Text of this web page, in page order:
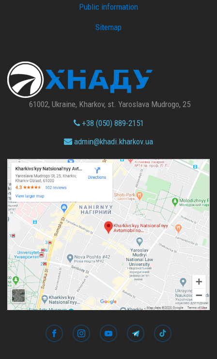
Public information
Sitemap
61002, Ukraine, Kharkov, st. Yaroslava Mudrogo, 25
+38 (050) 889-2151
admin@khadi.kharkov.ua